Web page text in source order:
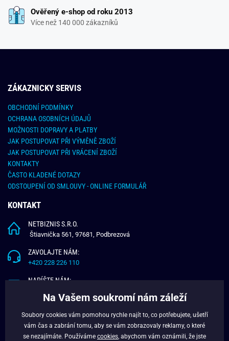
Ověřený e-shop od roku 2013
Více než 140 000 zákazníků
ZÁKAZNICKY SERVIS
OBCHODNÍ PODMÍNKY
OCHRANA OSOBNÍCH ÚDAJŮ
MOŽNOSTI DOPRAVY A PLATBY
JAK POSTUPOVAT PŘI VÝMĚNĚ ZBOŽÍ
JAK POSTUPOVAT PŘI VRÁCENÍ ZBOŽÍ
KONTAKTY
ČASTO KLADENÉ DOTAZY
ODSTOUPENÍ OD SMLOUVY - ONLINE FORMULÁŘ
KONTAKT
NETBIZNIS S.R.O.
Štiavnička 561, 97681, Podbrezová
ZAVOLAJTE NÁM:
+420 228 226 110
NAPÍŠTE NÁM:
O NÁS
VĚRNOSTNÍ PROGRAM
Na Vašem soukromí nám záleží
Soubory cookies vám pomohou rychle najít to, co potřebujete, ušetří
vám čas a zabrání tomu, aby se vám zobrazovaly reklamy, o které
se nezajímáte. Používáme cookies , abychom vám oznámili, že jste